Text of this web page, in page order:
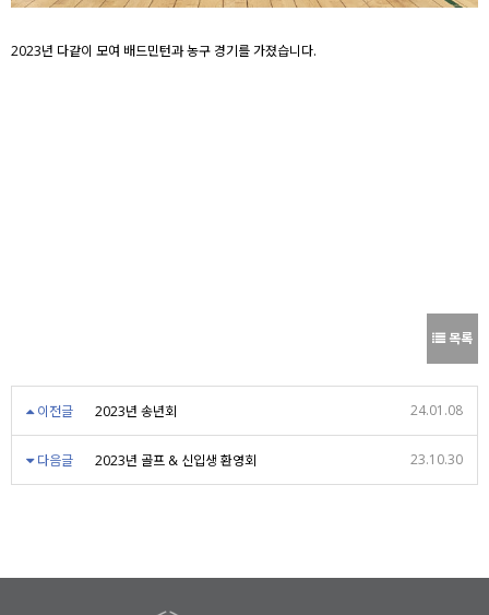
2023년 다같이 모여 배드민턴과 농구 경기를 가졌습니다.
목록
이전글 2023년 송년회 24.01.08
다음글 2023년 골프 & 신입생 환영회 23.10.30